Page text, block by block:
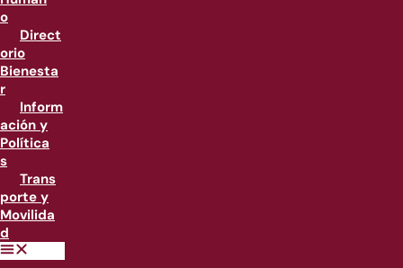
o
Direct
orio
Bienesta
r
Inform
ación y
Política
s
Trans
porte y
Movilida
d